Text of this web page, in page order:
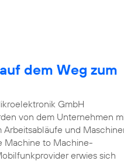
dem Weg zum
GmbH
von dem Unternehmen
und
Machine to Machine-
erwies sich